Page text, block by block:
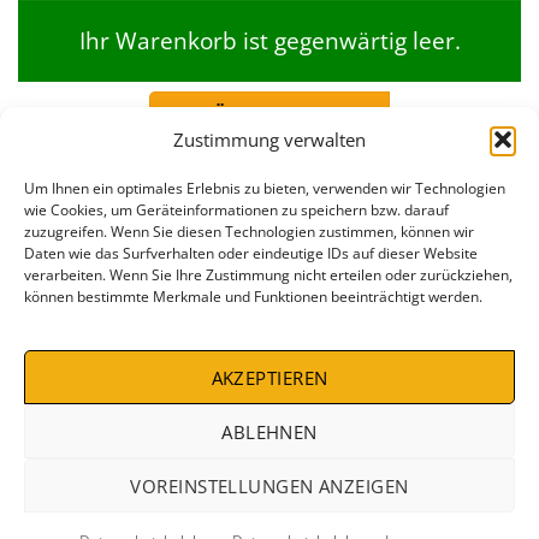
Zustimmung verwalten
Um Ihnen ein optimales Erlebnis zu bieten, verwenden wir Technologien
wie Cookies, um Geräteinformationen zu speichern bzw. darauf
zuzugreifen. Wenn Sie diesen Technologien zustimmen, können wir
Daten wie das Surfverhalten oder eindeutige IDs auf dieser Website
verarbeiten. Wenn Sie Ihre Zustimmung nicht erteilen oder zurückziehen,
können bestimmte Merkmale und Funktionen beeinträchtigt werden.
AKZEPTIEREN
ABLEHNEN
VOREINSTELLUNGEN ANZEIGEN
Ihr Warenkorb ist gegenwärtig leer.
ZURÜCK ZUM SHOP
DATENSCHUTZBELEHRUNG
ZAHLUNGSARTEN
VERSANDKOSTEN
DEALS %